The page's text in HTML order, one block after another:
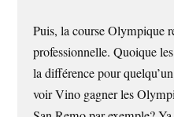
Puis, la course Olympique
professionnelle. Quoique
la différence pour
voir Vino gagner les